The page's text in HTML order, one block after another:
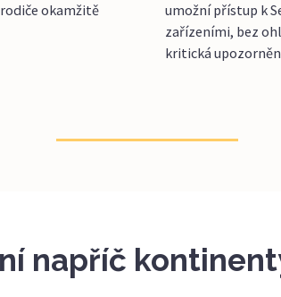
okamžitě
umožní přístup k
zařízeními, bez
kritická
napříč